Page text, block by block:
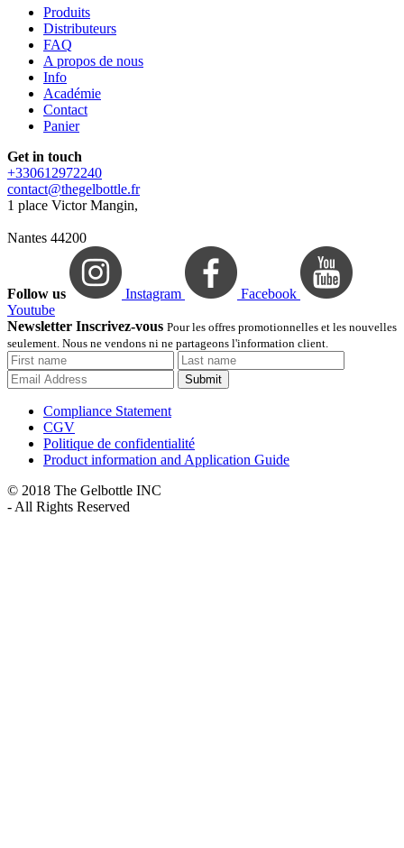
Produits
Distributeurs
FAQ
A propos de nous
Info
Académie
Contact
Panier
Get in touch
+330612972240
contact@thegelbottle.fr
1 place Victor Mangin,
Nantes 44200
Follow us Instagram
Facebook
Youtube
Newsletter Inscrivez-vous Pour les offres promotionnelles et les nouvelles
seulement. Nous ne vendons ni ne partageons l'information client.
Submit
Compliance Statement
CGV
Politique de confidentialité
Product information and Application Guide
© 2018 The Gelbottle INC
- All Rights Reserved